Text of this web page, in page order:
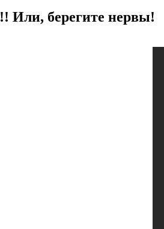
Или, берегите нервы!